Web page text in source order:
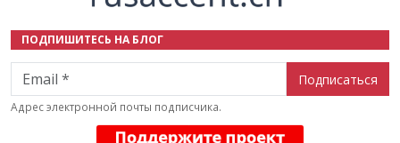
ПОДПИШИТЕСЬ НА БЛОГ
Email
Адрес электронной почты подписчика.